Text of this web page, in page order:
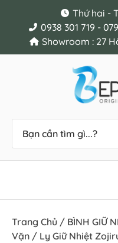
Thứ hai -
0938 301 719 -
Showroom : 27
Trang Chủ / BÌNH GIỮ
Vặn / Ly Giữ Nhiệt